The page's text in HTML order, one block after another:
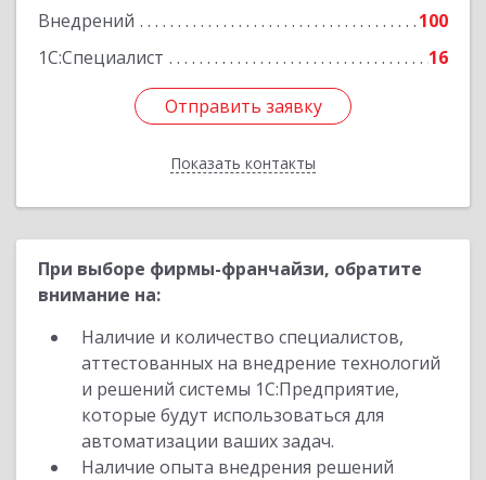
Внедрений
100
1С:Специалист
16
Отправить заявку
Показать контакты
Отправить заявку
Назад
При выборе фирмы-франчайзи, обратите
внимание на:
Наличие и количество специалистов,
аттестованных на внедрение технологий
и решений системы 1С:Предприятие,
которые будут использоваться для
автоматизации ваших задач.
Наличие опыта внедрения решений